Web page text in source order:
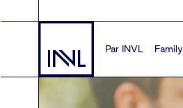
Par INVL